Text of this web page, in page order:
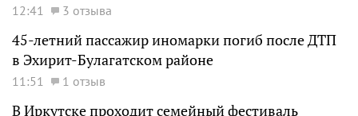
12:41 3 отзыва
45-летний пассажир иномарки погиб после ДТП
в Эхирит-Булагатском районе
11:51 1 отзыв
В Иркутске проходит семейный фестиваль